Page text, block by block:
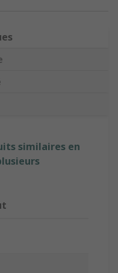
similaires en